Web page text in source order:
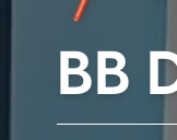
BB